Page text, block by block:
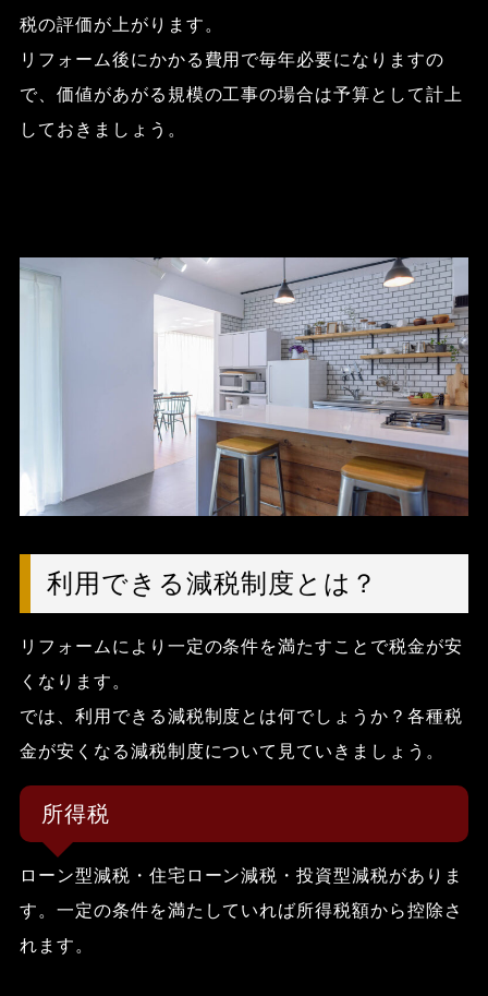
税の評価が上がります。
リフォーム後にかかる費用で毎年必要になりますの
で、価値があがる規模の工事の場合は予算として計上
しておきましょう。
利用できる減税制度とは？
リフォームにより一定の条件を満たすことで税金が安
くなります。
では、利用できる減税制度とは何でしょうか？各種税
金が安くなる減税制度について見ていきましょう。
所得税
ローン型減税・住宅ローン減税・投資型減税がありま
す。一定の条件を満たしていれば所得税額から控除さ
れます。